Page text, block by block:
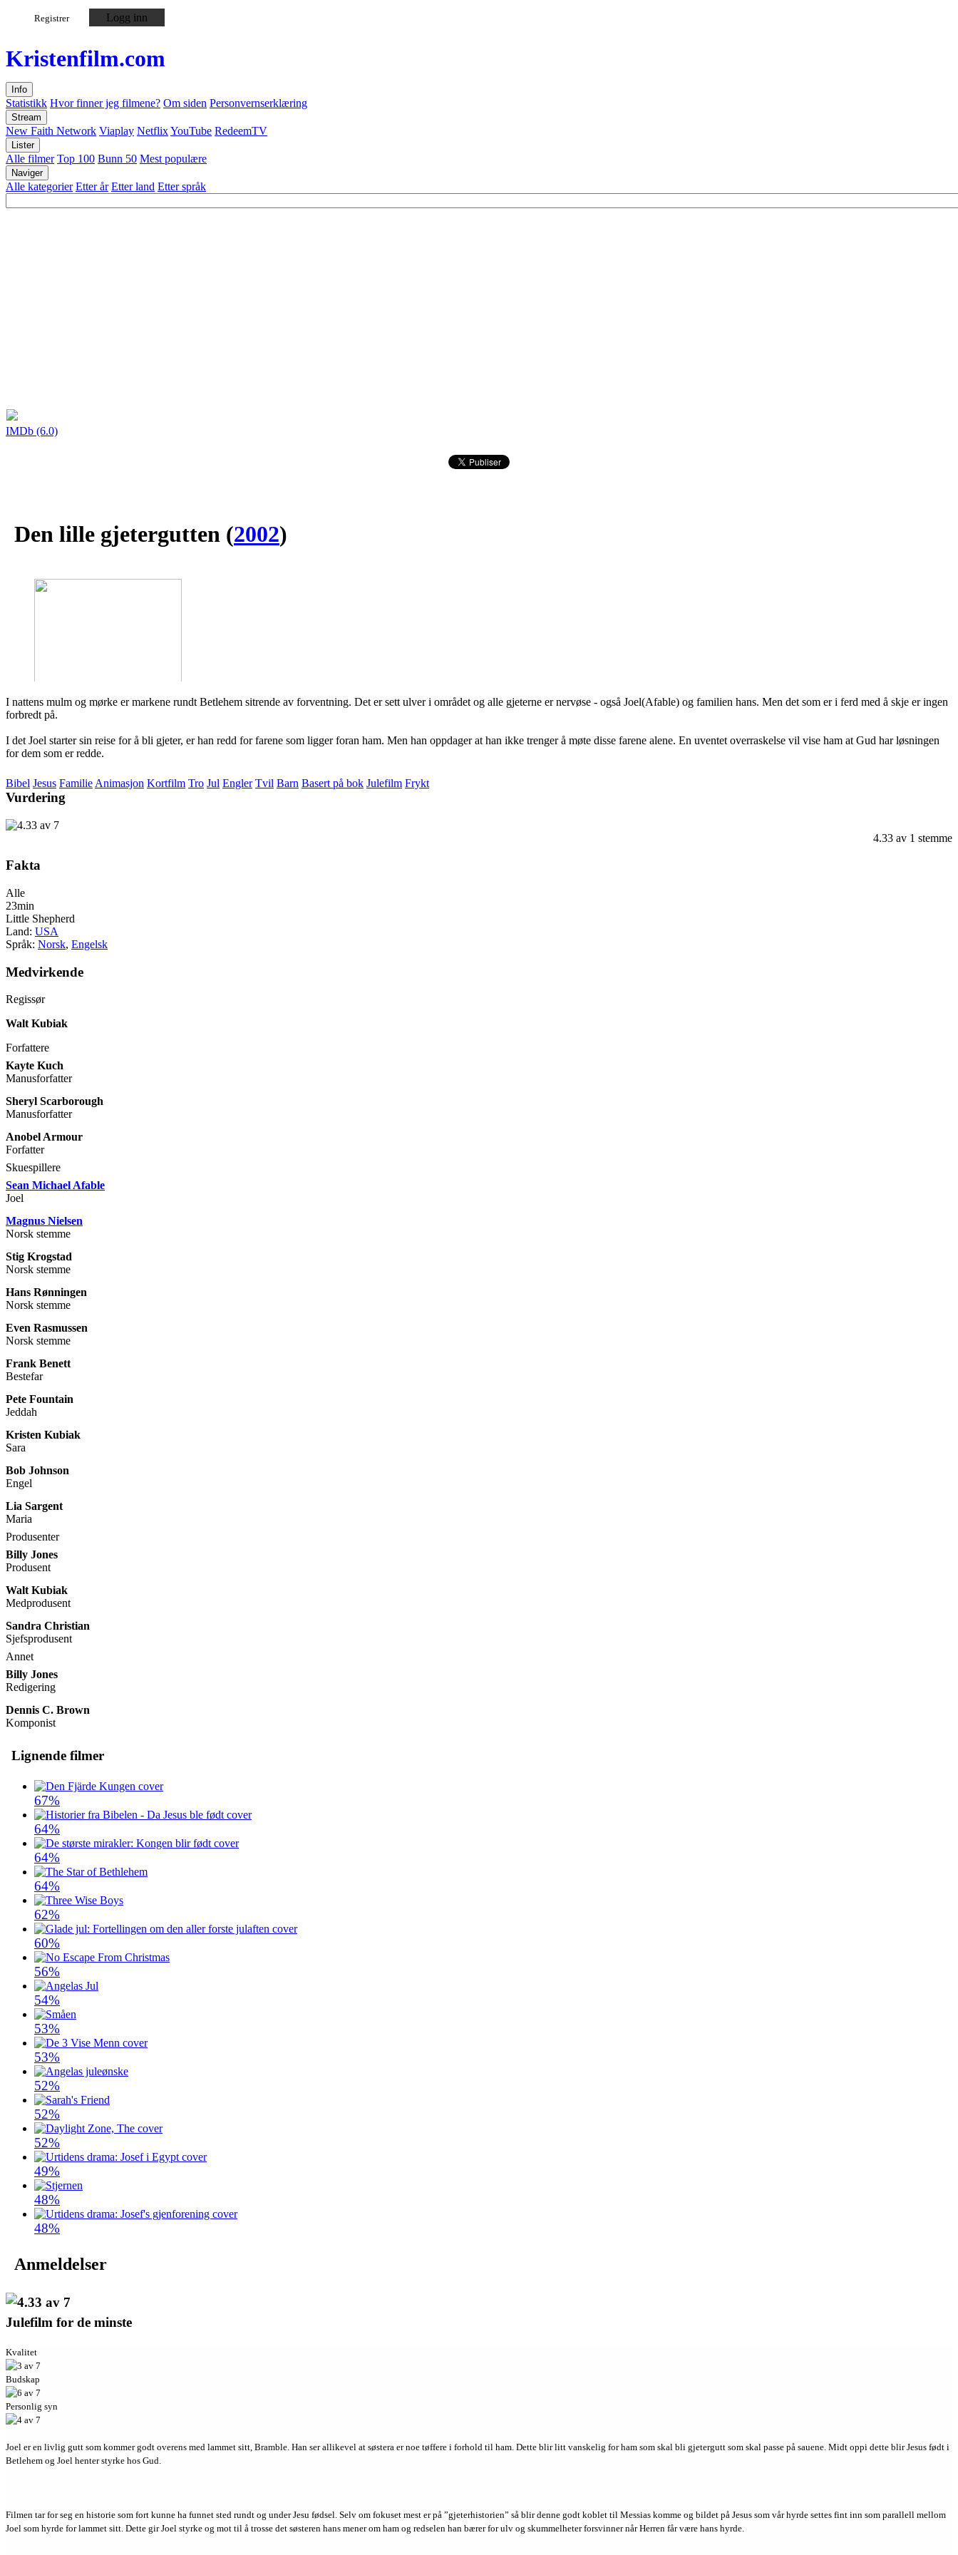
Registrer Logg inn
Kristenfilm.com
Info
Statistikk Hvor finner jeg filmene? Om siden Personvernserklæring
Stream
New Faith Network Viaplay NetflixYouTube RedeemTV
Lister
Alle filmer Top 100 Bunn 50 Mest populære
Naviger
Alle kategorier Etter år Etter land Etter språk
IMDb (6.0)
Den lille gjetergutten (2002)
I nattens mulm og mørke er markene rundt Betlehem sitrende av forventning. Det er sett ulver i området og alle gjeterne er nervøse - også Joel(Afable) og familien hans. Men det som er i ferd med å skje er ingen
forbredt på.
I det Joel starter sin reise for å bli gjeter, er han redd for farene som ligger foran ham. Men han oppdager at han ikke trenger å møte disse farene alene. En uventet overraskelse vil vise ham at Gud har løsningen
for dem som er redde.
Bibel Jesus Familie Animasjon Kortfilm Tro Jul Engler Tvil Barn Basert på bok Julefilm Frykt
Vurdering
4.33 av 1 stemme
Fakta
Alle
23min
Little Shepherd
Land: USA
Språk: Norsk, Engelsk
Medvirkende
Regissør
Walt Kubiak
Forfattere
Kayte Kuch
Manusforfatter
Sheryl Scarborough
Manusforfatter
Anobel Armour
Forfatter
Skuespillere
Sean Michael Afable
Joel
Magnus Nielsen
Norsk stemme
Stig Krogstad
Norsk stemme
Hans Rønningen
Norsk stemme
Even Rasmussen
Norsk stemme
Frank Benett
Bestefar
Pete Fountain
Jeddah
Kristen Kubiak
Sara
Bob Johnson
Engel
Lia Sargent
Maria
Produsenter
Billy Jones
Produsent
Walt Kubiak
Medprodusent
Sandra Christian
Sjefsprodusent
Annet
Billy Jones
Redigering
Dennis C. Brown
Komponist
Lignende filmer
67%
64%
64%
64%
62%
60%
56%
54%
53%
53%
52%
52%
52%
49%
48%
48%
Anmeldelser
Julefilm for de minste
Kvalitet
Budskap
Personlig syn
Joel er en livlig gutt som kommer godt overens med lammet sitt, Bramble. Han ser allikevel at søstera er noe tøffere i forhold til ham. Dette blir litt vanskelig for ham som skal bli gjetergutt som skal passe på sauene. Midt oppi dette blir Jesus født i
Betlehem og Joel henter styrke hos Gud.
Filmen tar for seg en historie som fort kunne ha funnet sted rundt og under Jesu fødsel. Selv om fokuset mest er på ”gjeterhistorien” så blir denne godt koblet til Messias komme og bildet på Jesus som vår hyrde settes fint inn som parallell mellom
Joel som hyrde for lammet sitt. Dette gir Joel styrke og mot til å trosse det søsteren hans mener om ham og redselen han bærer for ulv og skummelheter forsvinner når Herren får være hans hyrde.